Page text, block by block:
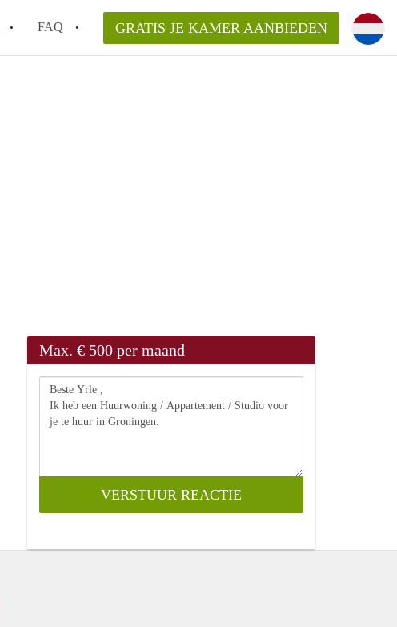
FAQ
in Groningen gemiddeld?
met zoeken naar een kamer in Groningen?
in Groningen?
GRATIS JE KAMER AANBIEDEN
Max. € 500 per maand